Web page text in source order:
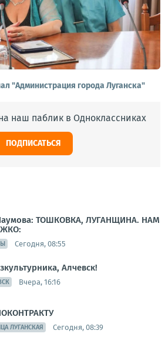
"Администрация города Луганска"
наш паблик в Одноклассниках
ПОДПИСАТЬСЯ
ТОШКОВКА, ЛУГАНЩИНА. НАМ
Сегодня, 08:55
Алчевск!
Вчера, 16:16
ЛУГАНСКАЯ Сегодня, 08:39